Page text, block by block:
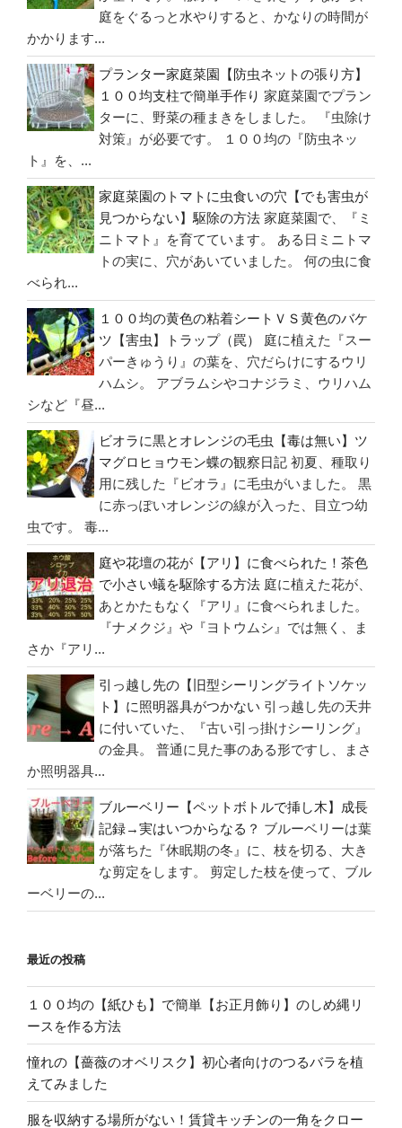
ウ
ォ
シ
ュ
レ
ッ
取
付”
の
庭をぐるっと水やりすると、かなりの時間が
かかります...
プランター家庭菜園【防虫ネットの張り方】
１００均支柱で簡単手作り 家庭菜園でプラン
ターに、野菜の種まきをしました。 『虫除け
対策』が必要です。 １００均の『防虫ネッ
ト』を、...
家庭菜園のトマトに虫食いの穴【でも害虫が
見つからない】駆除の方法 家庭菜園で、『ミ
ニトマト』を育てています。 ある日ミニトマ
トの実に、穴があいていました。 何の虫に食
べられ...
１００均の黄色の粘着シートＶＳ黄色のバケ
ツ【害虫】トラップ（罠）
庭に植えた『スー
パーきゅうり』の葉を、穴だらけにするウリ
ハムシ。 アブラムシやコナジラミ、ウリハム
シなど『昼...
ビオラに黒とオレンジの毛虫【毒は無い】ツ
マグロヒョウモン蝶の観察日記 初夏、種取り
用に残した『ビオラ』に毛虫がいました。 黒
に赤っぽいオレンジの線が入った、目立つ幼
虫です。 毒...
庭や花壇の花が【アリ】に食べられた！茶色
で小さい蟻を駆除する方法 庭に植えた花が、
あとかたもなく『アリ』に食べられました。
『ナメクジ』や『ヨトウムシ』では無く、ま
さか『アリ...
引っ越し先の【旧型シーリングライトソケッ
ト】に照明器具がつかない 引っ越し先の天井
に付いていた、『古い引っ掛けシーリング』
の金具。 普通に見た事のある形ですし、まさ
か照明器具...
ブルーベリー【ペットボトルで挿し木】成長
記録→実はいつからなる？ ブルーベリーは葉
が落ちた『休眠期の冬』に、枝を切る、大き
な剪定をします。 剪定した枝を使って、ブル
ーベリーの...
最近の投稿
１００均の【紙ひも】で簡単【お正月飾り】のしめ縄リ
ースを作る方法
憧れの【薔薇のオベリスク】初心者向けのつるバラを植
えてみました
服を収納する場所がない！賃貸キッチンの一角をクロー